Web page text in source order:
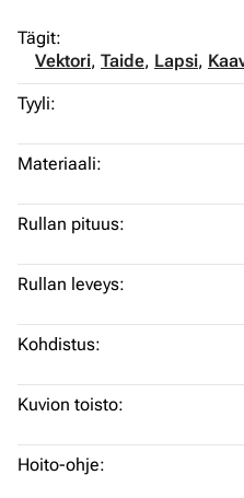
Tägit:
Vektori, Taide, Lapsi,
Tyyli:
Materiaali:
Rullan pituus:
Rullan leveys:
Kohdistus:
Kuvion toisto:
Hoito-ohje: